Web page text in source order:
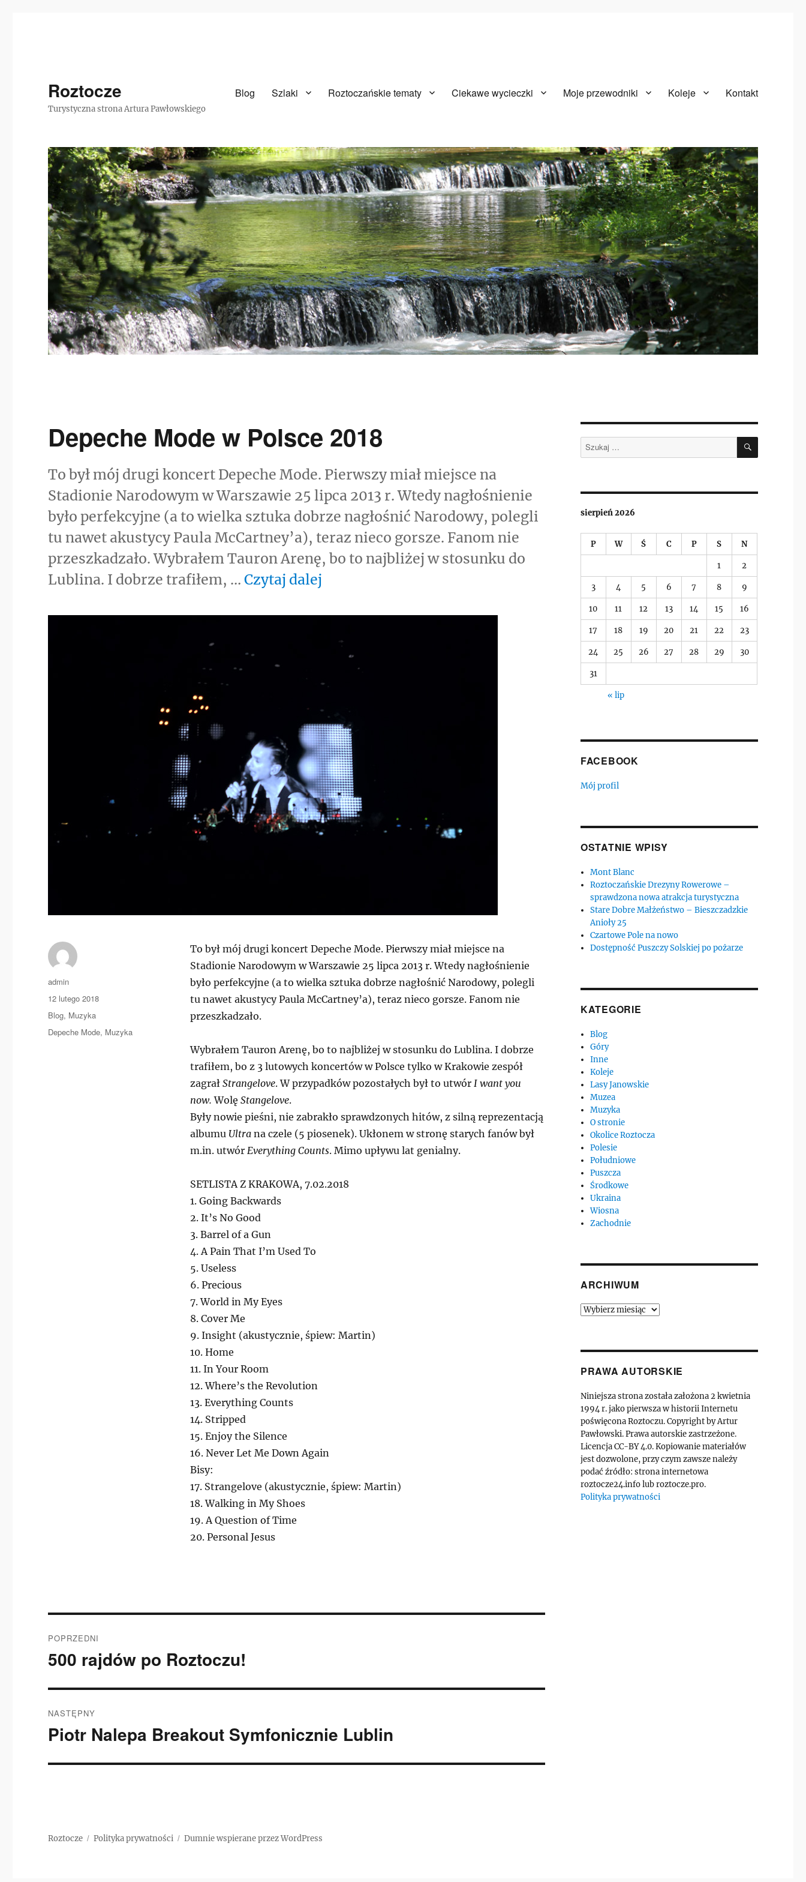
Roztocze
Turystyczna strona Artura Pawłowskiego
Blog Szlaki Roztoczańskie tematy Ciekawe wycieczki Moje przewodniki Koleje Kontakt
Depeche Mode w Polsce 2018
To był mój drugi koncert Depeche Mode. Pierwszy miał miejsce na
Stadionie Narodowym w Warszawie 25 lipca 2013 r. Wtedy nagłośnienie
było perfekcyjne (a to wielka sztuka dobrze nagłośnić Narodowy, polegli
tu nawet akustycy Paula McCartney’a), teraz nieco gorsze. Fanom nie
przeszkadzało. Wybrałem Tauron Arenę, bo to najbliżej w stosunku do
Lublina. I dobrze trafiłem, …Czytaj dalej
To był mój drugi koncert Depeche Mode. Pierwszy miał miejsce na
Stadionie Narodowym w Warszawie 25 lipca 2013 r. Wtedy nagłośnienie
było perfekcyjne (a to wielka sztuka dobrze nagłośnić Narodowy, polegli
tu nawet akustycy Paula McCartney’a), teraz nieco gorsze. Fanom nie
przeszkadzało.
Wybrałem Tauron Arenę, bo to najbliżej w stosunku do Lublina. I dobrze
trafiłem, bo z 3 lutowych koncertów w Polsce tylko w Krakowie zespół
zagrał Strangelove. W przypadków pozostałych był to utwórI want you
now. Wolę Stangelove.
Były nowie pieśni, nie zabrakło sprawdzonych hitów, z silną reprezentacją
albumu Ultrana czele (5 piosenek). Ukłonem w stronę starych fanów był
m.in. utwór Everything Counts. Mimo upływu lat genialny.
SETLISTA Z KRAKOWA, 7.02.2018
1. Going Backwards
2. It’s No Good
3. Barrel of a Gun
4. A Pain That I’m Used To
5. Useless
6. Precious
7. World in My Eyes
8. Cover Me
9. Insight (akustycznie, śpiew: Martin)
10. Home
11. In Your Room
12. Where’s the Revolution
13. Everything Counts
14. Stripped
15. Enjoy the Silence
16. Never Let Me Down Again
Bisy:
17. Strangelove (akustycznie, śpiew: Martin)
18. Walking in My Shoes
19. A Question of Time
20. Personal Jesus
Autor
admin
Data
publikacji
12 lutego 2018
Kategorie
Blog, Muzyka
Tagi
Depeche Mode, Muzyka
wpisu
POPRZEDNI
Poprzedni
500 rajdów po Roztoczu!
NASTĘPNY
Następny
Piotr Nalepa Breakout Symfonicznie Lublin
Szukaj: SZUKAJ
sierpień 2026
P W Ś C P S N
1 2
3 4 5 6 7 8 9
10 11 12 13 14 15 16
17 18 19 20 21 22 23
24 25 26 27 28 29 30
31
« lip
FACEBOOK
Mój profil
OSTATNIE WPISY
Mont Blanc
Roztoczańskie Drezyny Rowerowe –
sprawdzona nowa atrakcja turystyczna
Stare Dobre Małżeństwo – Bieszczadzkie
Anioły 25
Czartowe Pole na nowo
Dostępność Puszczy Solskiej po pożarze
KATEGORIE
Blog
Góry
Inne
Koleje
Lasy Janowskie
Muzea
Muzyka
O stronie
Okolice Roztocza
Polesie
Południowe
Puszcza
Środkowe
Ukraina
Wiosna
Zachodnie
ARCHIWUM
Archiwum
PRAWA AUTORSKIE
Niniejsza strona została założona 2 kwietnia
1994 r. jako pierwsza w historii Internetu
poświęcona Roztoczu. Copyright by Artur
Pawłowski. Prawa autorskie zastrzeżone.
Licencja CC-BY 4.0. Kopiowanie materiałów
jest dozwolone, przy czym zawsze należy
podać źródło: strona internetowa
roztocze24.info lub roztocze.pro.
Polityka prywatności
Roztocze Polityka prywatności Dumnie wspierane przez WordPress